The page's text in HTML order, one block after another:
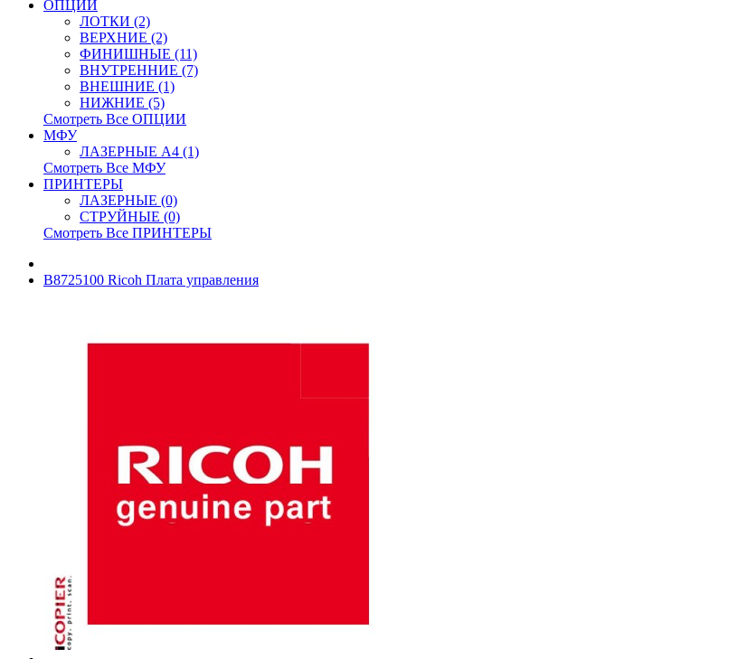
ОПЦИИ
ЛОТКИ (2)
ВЕРХНИЕ (2)
ФИНИШНЫЕ (11)
ВНУТРЕННИЕ (7)
ВНЕШНИЕ (1)
НИЖНИЕ (5)
Смотреть Все ОПЦИИ
МФУ
ЛАЗЕРНЫЕ A4 (1)
Смотреть Все МФУ
ПРИНТЕРЫ
ЛАЗЕРНЫЕ (0)
СТРУЙНЫЕ (0)
Смотреть Все ПРИНТЕРЫ
B8725100 Ricoh Плата управления